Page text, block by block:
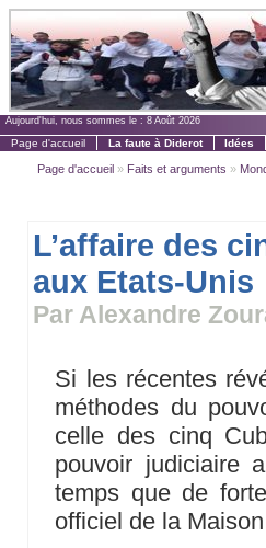
Aujourd'hui, nous sommes le : 8 Août 2026
Page d'accueil La faute à Diderot Idées
Page d'accueil » Faits et arguments »
L’affaire des
aux Etats-Unis
Par Alexandre
Si les récentes
méthodes du
celle des cinq
pouvoir judiciaire
temps que de
officiel de la